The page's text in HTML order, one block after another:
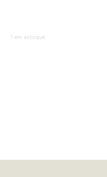
1 em estoque